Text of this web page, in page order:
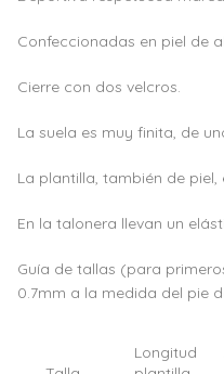
Confeccionadas en piel de
Cierre con dos velcros.
La suela es muy finita, de
La plantilla, también de piel,
En la talonera llevan un
Guía de tallas (para
0.7mm a la medida del pie
Longitud